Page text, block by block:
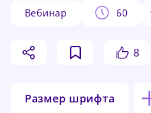
вебинар 60
8
Размер шрифта